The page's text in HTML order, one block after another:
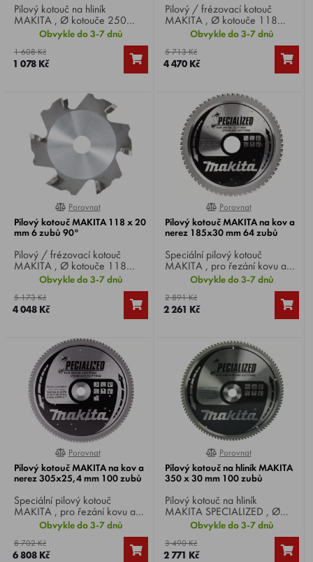
Pilový kotouč na hliník
MAKITA , Ø kotouče 250
mm, Ø vrtání 30 mm, 80 zubů,
tloušťka řezu 2,4 mm, pro
okružní, pokosové a stolní pily.
Obvykle do 3-7 dnů
1 608 Kč
1 078 Kč
Pilový / frézovací kotouč
MAKITA , Ø kotouče 118
mm, Ø vrtání 20 mm, 6
zubů, na hliník pro 135° ohyb
materiálu, pro pilu CA5000.
Obvykle do 3-7 dnů
5 713 Kč
4 470 Kč
0%
Porovnat
Pilový kotouč MAKITA 118 x 20
mm 6 zubů 90°
Pilový / frézovací kotouč
MAKITA , Ø kotouče 118
mm, Ø vrtání 20 mm, 6
zubů, na hliník pro 90° ohyb
materiálu, pro pilu CA5000.
Obvykle do 3-7 dnů
5 173 Kč
4 048 Kč
0%
Porovnat
Pilový kotouč MAKITA na kov a
nerez 185x30 mm 64 zubů
Speciální pilový kotouč
MAKITA , pro řezání kovu a
nerezu, Ø kotouče 185 mm, Ø
Obvykle do 3-7 dnů
2 891 Kč
2 261 Kč
0%
Porovnat
Pilový kotouč MAKITA na kov a
nerez 305x25,4 mm 100 zubů
Speciální pilový kotouč
MAKITA , pro řezání kovu a
nerezu, Ø kotouče 305 mm, Ø
vrtání 25,4 mm, 100 zubů.
Obvykle do 3-7 dnů
8 702 Kč
6 808 Kč
0%
Porovnat
Pilový kotouč na hliník MAKITA
350 x 30 mm 100 zubů
Pilový kotouč na hliník
MAKITA SPECIALIZED , Ø
kotouče 350 mm, Ø vrtání 30
mm, 100 zubů, pro okružní,
pokosové a stolní pily.
Obvykle do 3-7 dnů
3 490 Kč
2 771 Kč